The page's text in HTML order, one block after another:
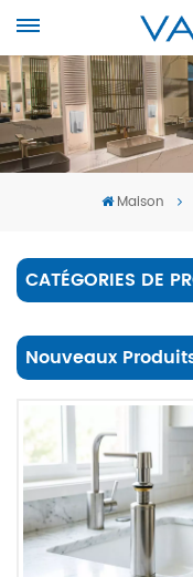
Maison
CATÉGORIES DE
Nouveaux